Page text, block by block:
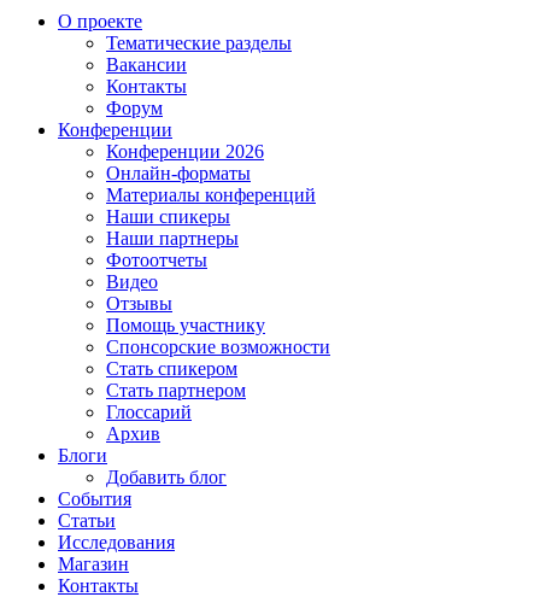
О проекте
Тематические разделы
Вакансии
Контакты
Форум
Конференции
Конференции 2026
Онлайн-форматы
Материалы конференций
Наши спикеры
Наши партнеры
Фотоотчеты
Видео
Отзывы
Помощь участнику
Спонсорские возможности
Стать спикером
Стать партнером
Глоссарий
Архив
Блоги
Добавить блог
События
Статьи
Исследования
Магазин
Контакты